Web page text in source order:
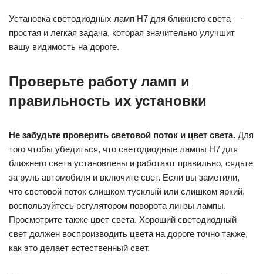
Установка светодиодных ламп H7 для ближнего света —
простая и легкая задача, которая значительно улучшит
вашу видимость на дороге.
Проверьте работу ламп и
правильность их установки
Не забудьте проверить световой поток и цвет света. Для
того чтобы убедиться, что светодиодные лампы H7 для
ближнего света установлены и работают правильно, сядьте
за руль автомобиля и включите свет. Если вы заметили,
что световой поток слишком тусклый или слишком яркий,
воспользуйтесь регулятором поворота линзы лампы.
Просмотрите также цвет света. Хороший светодиодный
свет должен воспроизводить цвета на дороге точно также,
как это делает естественный свет.